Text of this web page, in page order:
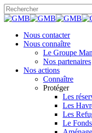
Skip
to
content
Close
search
Menu
Nous contacter
Nous connaître
Le Groupe
Nos partenaires
Nos actions
Connaître
Protéger
Les
Les
Les
Le